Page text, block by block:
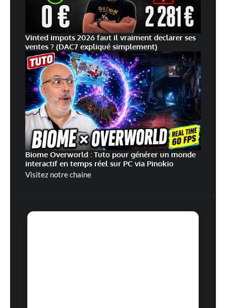
Vinted impots 2026 faut il vraiment declarer ses
ventes ? (DAC7 expliqué simplement)
Biome Overworld : Tuto pour générer un monde
interactif en temps réel sur PC via Pinokio
Visitez notre chaine